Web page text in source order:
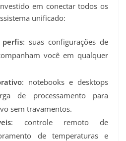
em conectar todos os
unificado:
perfis: suas configurações de
você em qualquer
: notebooks e desktops
de processamento para
sem travamentos.
: controle remoto de
de temperaturas e